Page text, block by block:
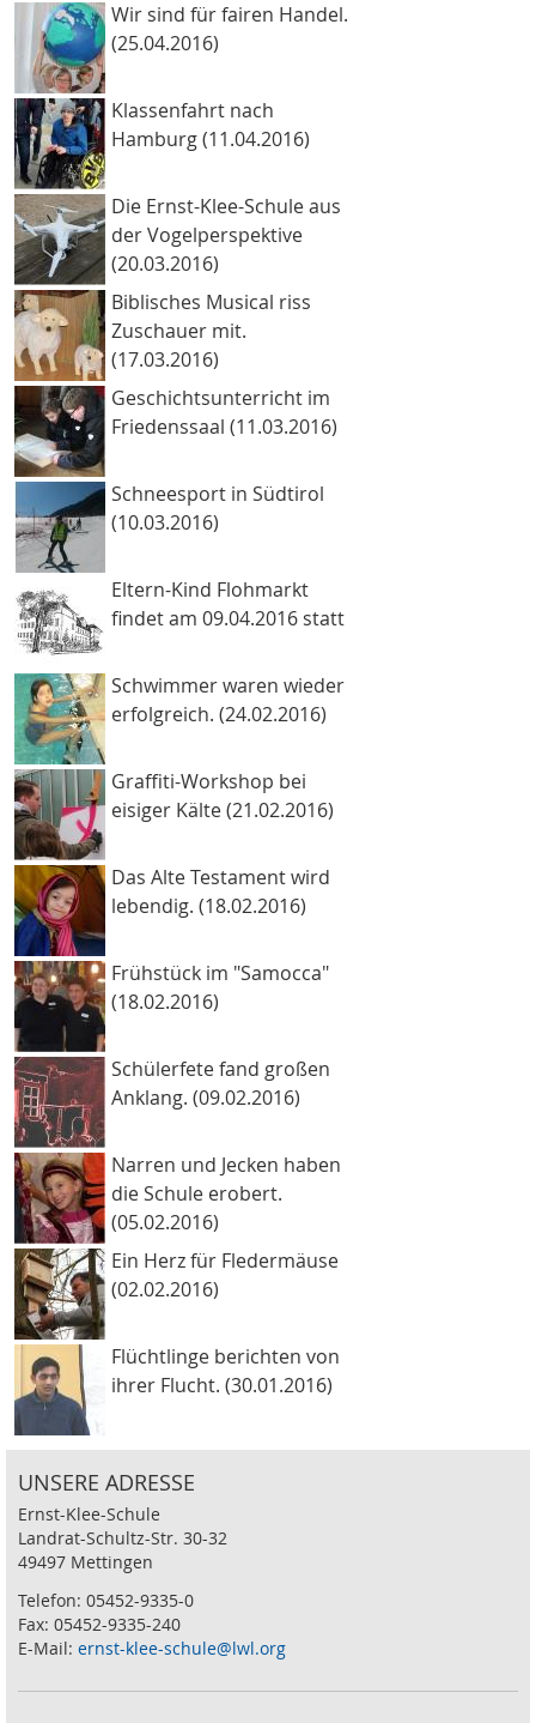
Wir sind für fairen Handel.
(25.04.2016)
Klassenfahrt nach
Hamburg (11.04.2016)
Die Ernst-Klee-Schule aus
der Vogelperspektive
(20.03.2016)
Biblisches Musical riss
Zuschauer mit.
(17.03.2016)
Geschichtsunterricht im
Friedenssaal (11.03.2016)
Schneesport in Südtirol
(10.03.2016)
Eltern-Kind Flohmarkt
findet am 09.04.2016 statt
Schwimmer waren wieder
erfolgreich. (24.02.2016)
Graffiti-Workshop bei
eisiger Kälte (21.02.2016)
Das Alte Testament wird
lebendig. (18.02.2016)
Frühstück im "Samocca"
(18.02.2016)
Schülerfete fand großen
Anklang. (09.02.2016)
Narren und Jecken haben
die Schule erobert.
(05.02.2016)
Ein Herz für Fledermäuse
(02.02.2016)
Flüchtlinge berichten von
ihrer Flucht. (30.01.2016)
UNSERE ADRESSE
Ernst-Klee-Schule
Landrat-Schultz-Str. 30-32
49497 Mettingen
Telefon: 05452-9335-0
Fax: 05452-9335-240
E-Mail: ernst-klee-schule@lwl.org